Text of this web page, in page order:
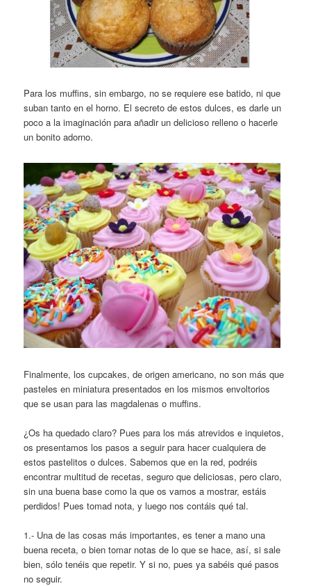
Para los muffins, sin embargo, no se requiere ese batido, ni que
suban tanto en el horno. El secreto de estos dulces, es darle un
poco a la imaginación para añadir un delicioso relleno o hacerle
un bonito adorno.
Finalmente, los cupcakes, de origen americano, no son más que
pasteles en miniatura presentados en los mismos envoltorios
que se usan para las magdalenas o muffins.
¿Os ha quedado claro? Pues para los más atrevidos e inquietos,
os presentamos los pasos a seguir para hacer cualquiera de
estos pastelitos o dulces. Sabemos que en la red, podréis
encontrar multitud de recetas, seguro que deliciosas, pero claro,
sin una buena base como la que os vamos a mostrar, estáis
perdidos! Pues tomad nota, y luego nos contáis qué tal.
1.- Una de las cosas más importantes, es tener a mano una
buena receta, o bien tomar notas de lo que se hace, así, si sale
bien, sólo tenéis que repetir. Y si no, pues ya sabéis qué pasos
no seguir.